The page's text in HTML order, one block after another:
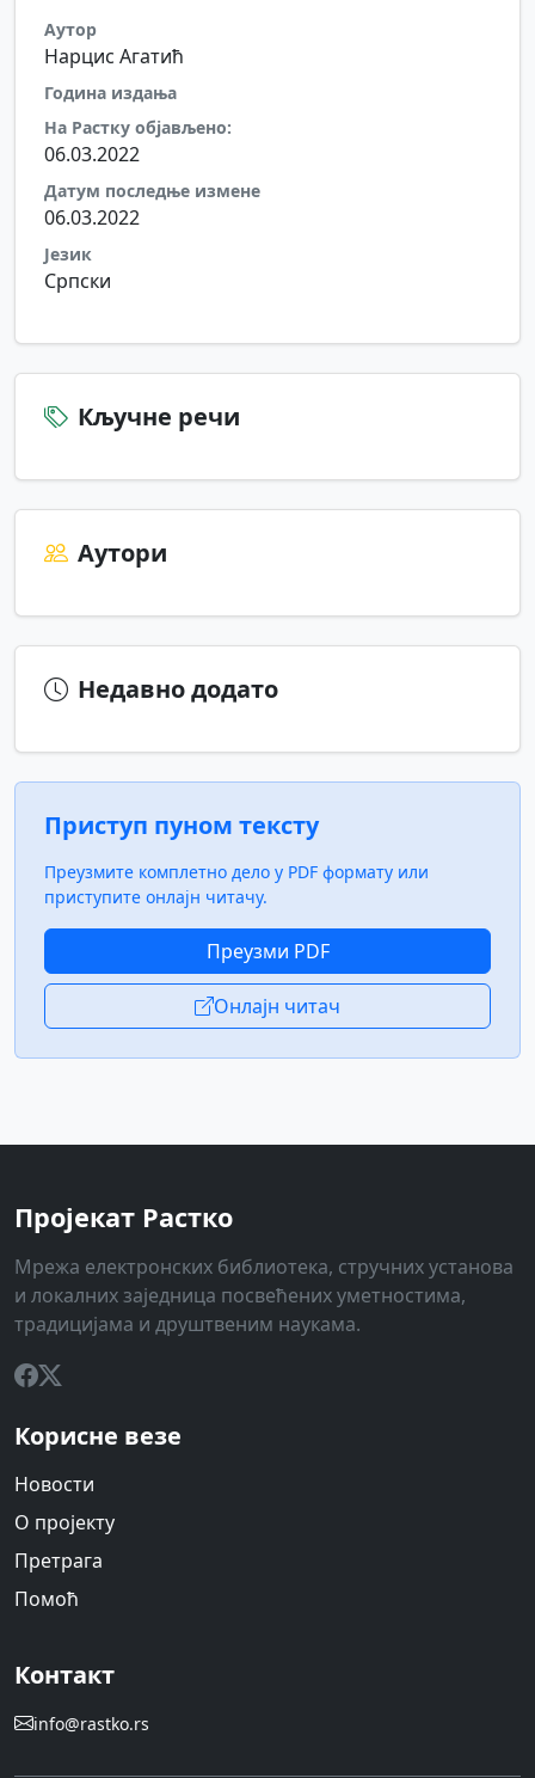
Аутор
Нарцис Агатић
Година издања
На Растку објављено:
06.03.2022
Датум последње измене
06.03.2022
Језик
Српски
Кључне речи
Аутори
Недавно додато
Приступ пуном тексту
Преузмите комплетно дело у PDF формату или
приступите онлајн читачу.
Преузми PDF
Онлајн читач
Пројекат Растко
Мрежа електронских библиотека, стручних установа
и локалних заједница посвећених уметностима,
традицијама и друштвеним наукама.
Корисне везе
Новости
О пројекту
Претрага
Помоћ
Контакт
info@rastko.rs